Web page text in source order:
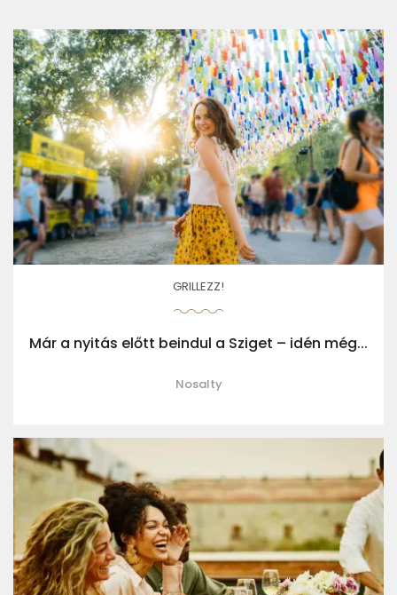
GRILLEZZ!
Már a nyitás előtt beindul a Sziget – idén még...
Nosalty